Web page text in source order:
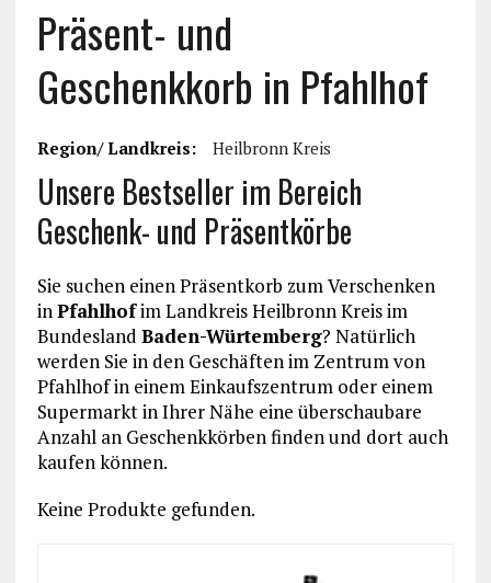
Präsent- und
Geschenkkorb in Pfahlhof
Region/ Landkreis: Heilbronn Kreis
Unsere Bestseller im Bereich
Geschenk- und Präsentkörbe
Sie suchen einen Präsentkorb zum Verschenken
inPfahlhofim Landkreis Heilbronn Kreis im
Bundesland Baden-Würtemberg? Natürlich
werden Sie in den Geschäften im Zentrum von
Pfahlhof in einem Einkaufszentrum oder einem
Supermarkt in Ihrer Nähe eine überschaubare
Anzahl an Geschenkkörben finden und dort auch
kaufen können.
Keine Produkte gefunden.